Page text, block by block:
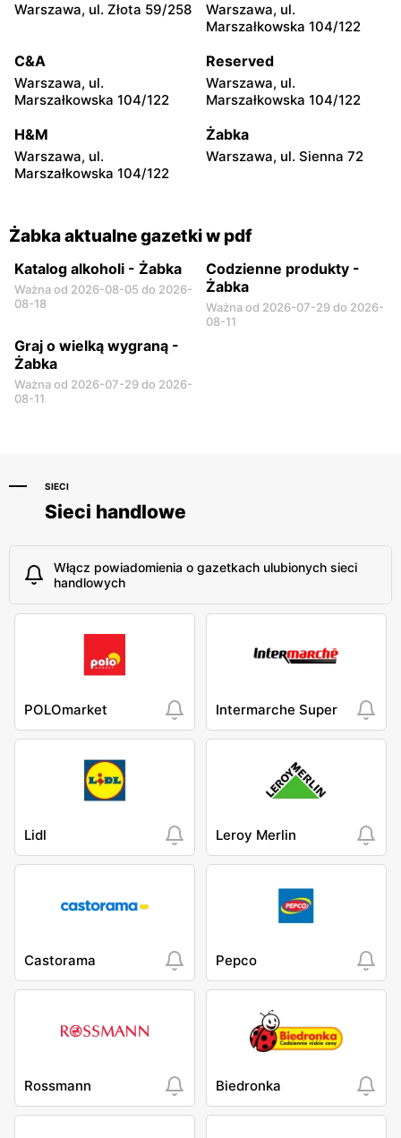
Żabka
4
Żabka
Żabka Żabka
Żabka
Warszawa, ul. Prosta 2/14
Żabka
Warszawa, ul. Złota 59/258
Warszawa, ul.
Marszałkowska 104/122
C&A
Warszawa, ul.
Marszałkowska 104/122
Reserved
Warszawa, ul.
Marszałkowska 104/122
H&M
Warszawa, ul.
Marszałkowska 104/122
Żabka
Warszawa, ul. Sienna 72
Żabka aktualne gazetki w pdf
Katalog alkoholi - Żabka
Ważna od 2026-08-05 do 2026-
08-18
Codzienne produkty -
Żabka
Ważna od 2026-07-29 do 2026-
08-11
Graj o wielką wygraną -
Żabka
Ważna od 2026-07-29 do 2026-
08-11
SIECI
Sieci handlowe
Włącz powiadomienia o gazetkach ulubionych sieci
handlowych
POLOmarket Intermarche Super
Lidl Leroy Merlin
Castorama Pepco
Rossmann Biedronka